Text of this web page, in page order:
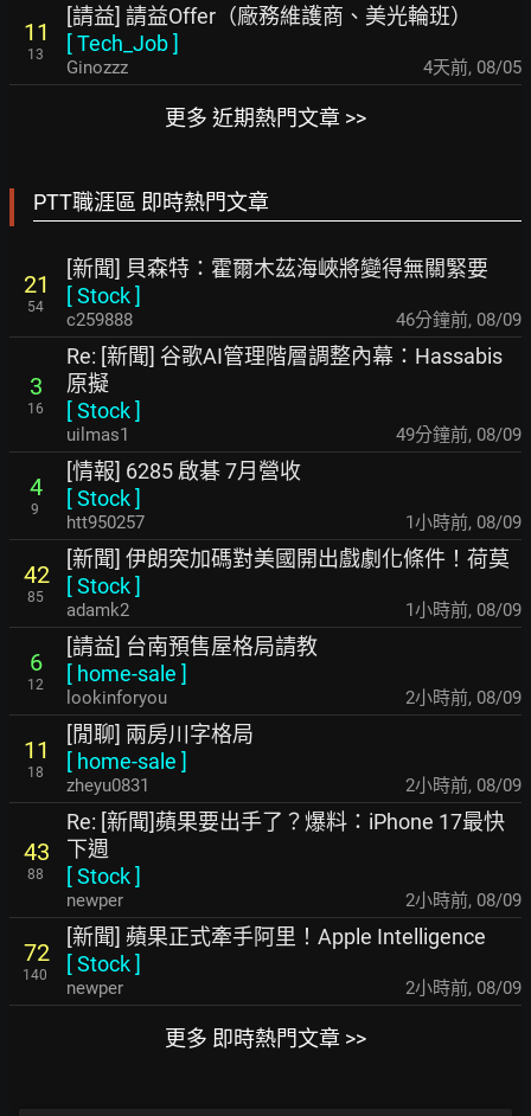
11
13
[請益] 請益Offer（廠務維護商、美光輪班）
[Tech_Job]
Ginozzz 4天前, 08/05
更多 近期熱門文章 >>
PTT職涯區 即時熱門文章
21
54
[新聞] 貝森特：霍爾木茲海峽將變得無關緊要
[Stock]
c259888 46分鐘前, 08/09
3
16
Re: [新聞] 谷歌AI管理階層調整內幕：Hassabis
原擬
[Stock]
uilmas1 49分鐘前, 08/09
4
9
[情報] 6285 啟碁 7月營收
[Stock]
htt950257 1小時前, 08/09
42
85
[新聞] 伊朗突加碼對美國開出戲劇化條件！荷莫
[Stock]
adamk2 1小時前, 08/09
6
12
[請益] 台南預售屋格局請教
[ home-sale ]
lookinforyou 2小時前, 08/09
11
18
[閒聊] 兩房川字格局
[ home-sale ]
zheyu0831 2小時前, 08/09
43
88
Re: [新聞]蘋果要出手了？爆料：iPhone 17最快
下週
[Stock]
newper 2小時前, 08/09
72
140
[新聞] 蘋果正式牽手阿里！Apple Intelligence
[Stock]
newper 2小時前, 08/09
更多 即時熱門文章 >>